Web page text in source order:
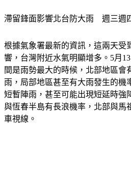
滯留鋒面影響北台防大雨　週三週
根據氣象署最新的資訊，這兩天受
響，台灣附近水氣明顯增多。5月
間是雨勢最大的時候，北部地區會
雨，局部地區甚至有大雨發生的機
短暫陣雨，甚至可能出現短延時強
與恆春半島有長浪機率，北部與馬
車視線。